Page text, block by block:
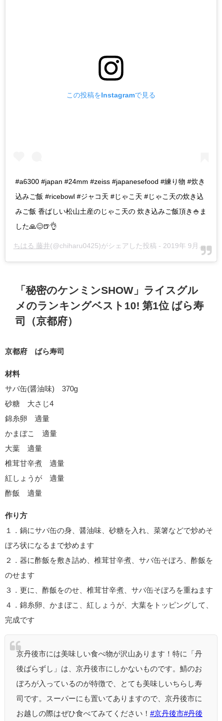
この投稿をInstagramで見る
#a6300 #japan #24mm #zeiss #japanesefood #練り物 #炊き
込みご飯 #ricebowl #ジャコ天 #じゃこ天 #じゃこ天の炊き込
みご飯 香ばしい松山土産のじゃこ天の 炊き込みご飯頂き🍚ま
した🙏😊🍺👌
ちはる 藤井(@chiharu0425)がシェアした投稿 - 2019年 9月月17日午前8時32分PDT
「秘密のケンミンSHOW」ライスグル
メのランキングベスト10! 第1位 ばら寿
司（京都府）
京都府 ばら寿司
材料
サバ缶(醤油味) 370g
砂糖 大さじ4
錦糸卵 適量
かまぼこ 適量
大葉 適量
椎茸甘辛煮 適量
紅しょうが 適量
酢飯 適量
作り方
１．鍋にサバ缶の身、醤油味、砂糖を入れ、菜箸などで炒めそ
ぼろ状になるまで炒めます
２．器に酢飯を敷き詰め、椎茸甘辛煮、サバ缶そぼろ、酢飯を
のせます
３．更に、酢飯をのせ、椎茸甘辛煮、サバ缶そぼろを重ねます
４．錦糸卵、かまぼこ、紅しょうが、大葉をトッピングして、
完成です
京丹後市には美味しい食べ物が沢山あります！特に「丹
後ばらずし」は、京丹後市にしかないものです。鯖のお
ぼろが入っているのが特徴で、とても美味しいちらし寿
司です。スーパーにも置いてありますので、京丹後市に
お越しの際はぜひ食べてみてください！ #京丹後市#丹後